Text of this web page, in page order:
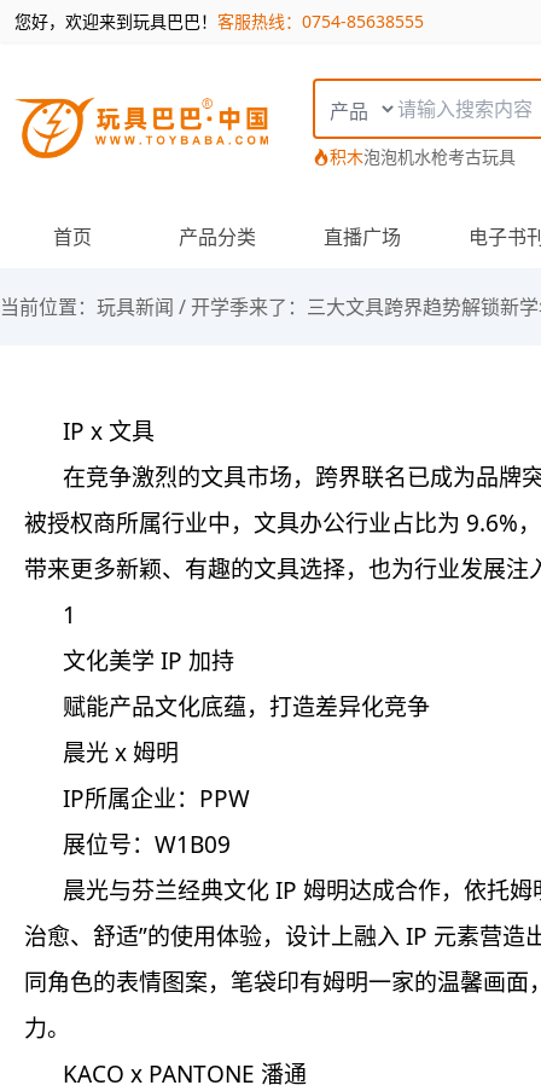
您好，欢迎来到玩具巴巴！ 客服热线：0754-85638555
搜索类型
积木泡泡机水枪考古玩具
首页 产品分类 直播广场 电子书
当前位置： 玩具新闻 /开学季来了：三大文具跨界趋势解锁新
IP x 文具
在竞争激烈的文具市场，跨界联名已成为品牌
被授权商所属行业中，文具办公行业占比为 9.6%
带来更多新颖、有趣的文具选择，也为行业发展注
1
文化美学 IP 加持
赋能产品文化底蕴，打造差异化竞争
晨光 x 姆明
IP所属企业：PPW
展位号：W1B09
晨光与芬兰经典文化 IP 姆明达成合作，依托
治愈、舒适”的使用体验，设计上融入 IP 元素营
同角色的表情图案，笔袋印有姆明一家的温馨画
力。
KACO x PANTONE 潘通